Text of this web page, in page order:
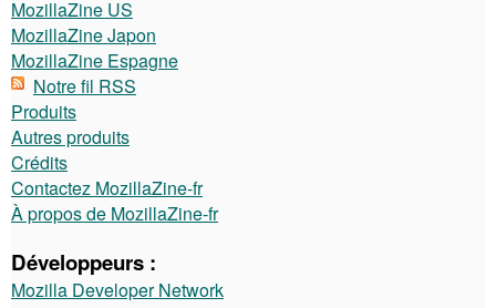
MozillaZine US
MozillaZine Japon
MozillaZine Espagne
Notre fil RSS
Produits
Autres produits
Crédits
Contactez MozillaZine-fr
À propos de MozillaZine-fr
Développeurs :
Mozilla Developer Network